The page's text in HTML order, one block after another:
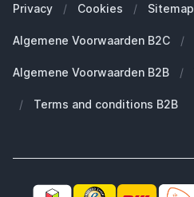
Groot en uniek assortiment
400.000+ klanten geleverd
Welke MagSafe heb ik nodig?
Werken bij SB Supply
Working at SB Supply
Privacy / Cookies / Sitemap
Algemene Voorwaarden B2C /
Algemene Voorwaarden B2B /
/ Terms and conditions B2B